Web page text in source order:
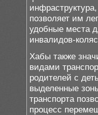
позволяет им
удобные места
инвалидов-
Хабы также
видами
родителей с
выделенные
транспорта
процесс